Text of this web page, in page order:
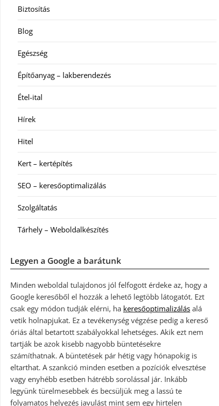
Biztosítás
Blog
Egészség
Építőanyag – lakberendezés
Étel-ital
Hírek
Hitel
Kert – kertépítés
SEO – keresőoptimalizálás
Szolgáltatás
Tárhely – Weboldalkészítés
Legyen a Google a barátunk
Minden weboldal tulajdonos jól felfogott érdeke az, hogy a
Google keresőből el hozzák a lehető legtöbb látogatót. Ezt
csak egy módon tudják elérni, ha keresőoptimalizálás alá
vetik holnapjukat. Ez a tevékenység végzése pedig a kereső
óriás által betartott szabályokkal lehetséges. Akik ezt nem
tartják be azok kisebb nagyobb büntetésekre
számíthatnak. A büntetések pár hétig vagy hónapokig is
eltarthat. A szankció minden esetben a pozíciók elvesztése
vagy enyhébb esetben hátrébb sorolással jár. Inkább
legyünk türelmesebbek és becsüljük meg a lassú te
folyamatos helyezés javulást mint sem egy hirtelen